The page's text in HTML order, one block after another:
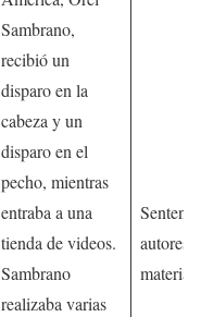
Sambrano,
recibió un
disparo en la
cabeza y un
disparo en el
pecho, mientras
entraba a una
tienda de videos.
Sambrano
realizaba varias
autores